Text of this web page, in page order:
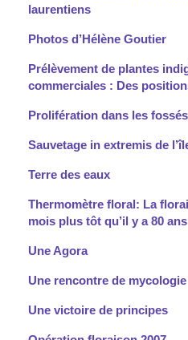
laurentiens
Photos d’Hélène Goutier
Prélèvement de plantes
commerciales : Des
Prolifération dans les fossés
Sauvetage in extremis de
Terre des eaux
Thermomètre floral: La
mois plus tôt qu’il y a 80 ans
Une Agora
Une rencontre de
Une victoire de principes